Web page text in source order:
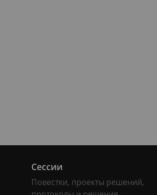
Сессии
Повестки, проекты решений,